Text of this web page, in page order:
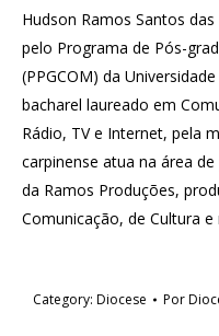
Hudson Ramos Santos
pelo Programa de Pós-
(PPGCOM) da
bacharel laureado em
Rádio, TV e Internet, pela
carpinense atua na área
da Ramos Produções,
Comunicação, de Cultura
Category: Diocese Por